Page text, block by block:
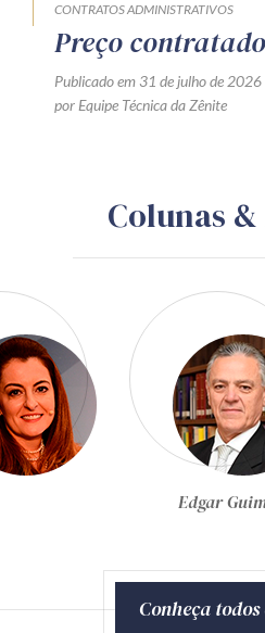
CONTRATOS ADMINISTRATIVOS
Preço contratado
Publicado em 31 de julho de 2026
por Equipe Técnica da Zênite
Colunas
Edgar
Conheça